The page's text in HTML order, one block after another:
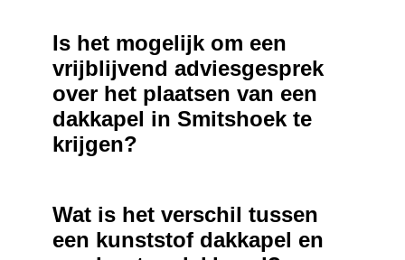
Is het mogelijk om een
vrijblijvend adviesgesprek
over het plaatsen van een
dakkapel in Smitshoek te
krijgen?
Wat is het verschil tussen
een kunststof dakkapel en